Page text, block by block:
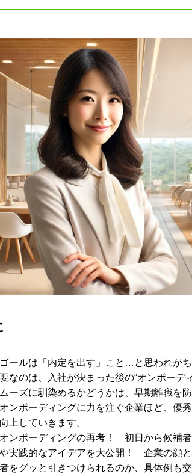
ールは「内定を出す」こと…と思われが
のは、入社が決まった後の“オンボーデ
ーズに馴染めるかどうかは、早期離職を
ンボーディングに力を注ぐ企業ほど、優
上していきます。
ンボーディングの再考！ 初日から候補
実践的なアイデアを大公開！ 企業の顔
をグッと引きつけられるのか、具体例も